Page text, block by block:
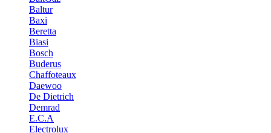
Baltur
Baxi
Beretta
Biasi
Bosch
Buderus
Chaffoteaux
Daewoo
De Dietrich
Demrad
E.C.A
Electrolux